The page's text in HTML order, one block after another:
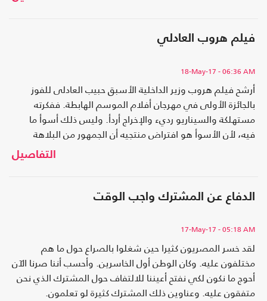
فيلم هروب العادلي
18-May-17 - 06:36 AM
أرشح فيلم هروب وزير الداخلية الأسبق حبيب العادلى للفوز
بالجائزة الأولى في مهرجان أفلام الموسم الهابطة. ففكرته
مستهلكة والسيناريو رديء والإخراج أردأ. وليس ذلك أسوأ ما
فيه، لأن الأسوأ هو افتراض منتجيه أن الجمهور من البلاهة
والغباء بحيث يمكن أن يتقبله ويرى فيه صدقا من أي نوع.التفاصيل
الدفاع عن المشترك واجب الوقت
17-May-17 - 05:18 AM
لقد خسر المصريون كثيرا حين شغلوا بالصراع حول ما هم
مختلفون عليه. وكان الوطن أول الخاسرين. وأحسب أننا صرنا الآن
أحوج ما نكون لكي نفتح أعيننا للالتفاف حول المشترك الذي نحن
متفقون عليه. وعناوين ذلك المشترك كثيرة لو تعلمون.